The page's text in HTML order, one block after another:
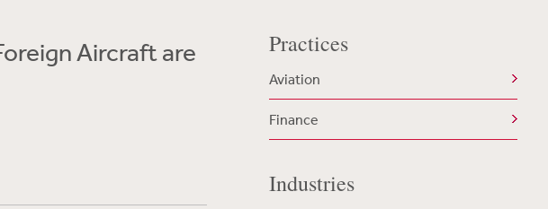
Aircraft are
Practices
Aviation
Finance
Industries